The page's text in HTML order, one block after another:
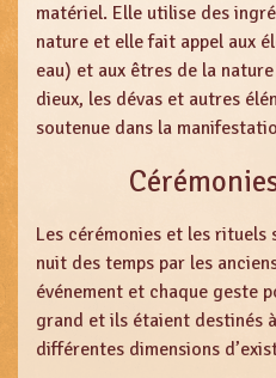
matériel. Elle utilise des
nature et elle fait appel aux
eau) et aux êtres de la
dieux, les dévas et autres
soutenue dans la
Les cérémonies et les
nuit des temps par les
événement et chaque geste
grand et ils étaient destinés
différentes dimensions